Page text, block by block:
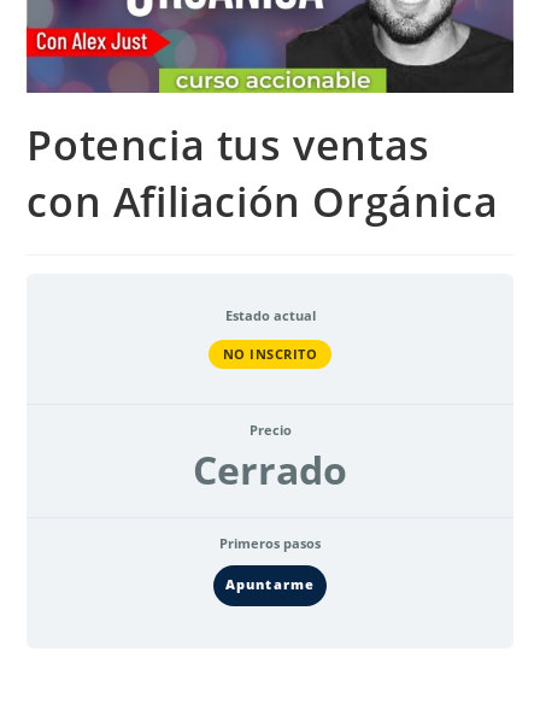
Potencia tus ventas
con Afiliación Orgánica
Estado actual
NO INSCRITO
Precio
Cerrado
Primeros pasos
Apuntarme